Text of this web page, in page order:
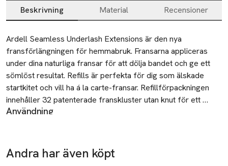
Beskrivning Material Recensioner
Beskrivning
Ardell Seamless Underlash Extensions är den nya
fransförlängningen för hemmabruk. Fransarna appliceras
under dina naturliga fransar för att dölja bandet och ge ett
sömlöst resultat. Refills är perfekta för dig som älskade
startkitet och vill ha á la carte-fransar. Refillförpackningen
innehåller 32 patenterade franskluster utan knut för ett
sömlöst utseende. Bygg volym och längd för en look som är
mm och 16 mm.
· Applicering under dina naturliga fransar för ett sömlöst
Användning
innan du påbörjar appliceringen. Få inte bond, seal eller
remover i dina ögon.
Andra har även köpt